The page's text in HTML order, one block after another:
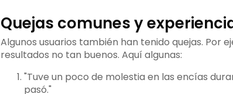
Quejas comunes y
Algunos usuarios también han tenido quejas. Por
resultados no tan buenos. Aquí algunas:
"Tuve un poco de molestia en las encías
pasó."